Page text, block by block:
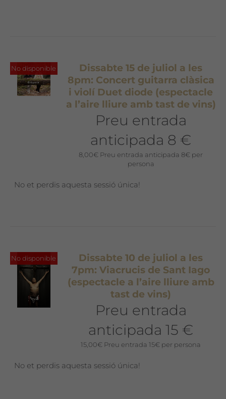
No disponible
Dissabte 15 de juliol a les
8pm: Concert guitarra clàsica
i violí Duet diode (espectacle
a l’aire lliure amb tast de vins)
Preu entrada
anticipada 8 €
8,00€ Preu entrada anticipada 8€ per
persona
No et perdis aquesta sessió única!
No disponible
Dissabte 10 de juliol a les
7pm: Viacrucis de Sant Iago
(espectacle a l’aire lliure amb
tast de vins)
Preu entrada
anticipada 15 €
15,00€ Preu entrada 15€ per persona
No et perdis aquesta sessió única!